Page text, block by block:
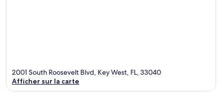
2001 South Roosevelt Blvd, Key West, FL, 33040
Afficher sur la carte